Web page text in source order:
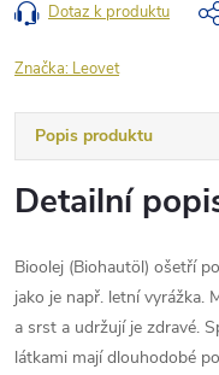
Dotaz k produktu
Značka: Leovet
Popis produktu
Detailní
Bioolej (Biohautöl) ošetří
jako je např. letní vyrážka.
a srst a udržují je zdravé.
látkami mají dlouhodobé